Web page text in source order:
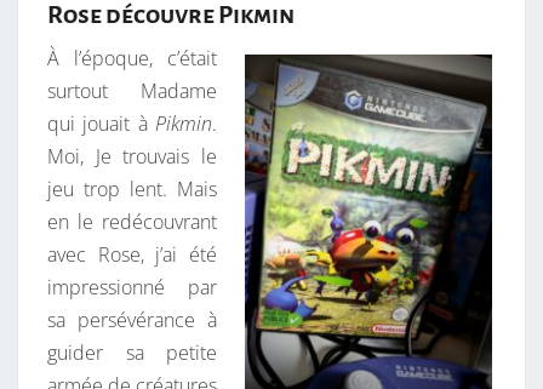
Rose découvre Pikmin
À l’époque, c’était
surtout Madame
qui jouait à Pikmin.
Moi, Je trouvais le
jeu trop lent. Mais
en le redécouvrant
avec Rose, j’ai été
impressionné par
sa persévérance à
guider sa petite